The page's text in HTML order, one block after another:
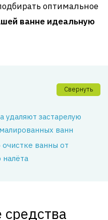
оптимальное
ванне идеальную
Свернуть
удаляют застарелую
ванн
ванны от
налёта